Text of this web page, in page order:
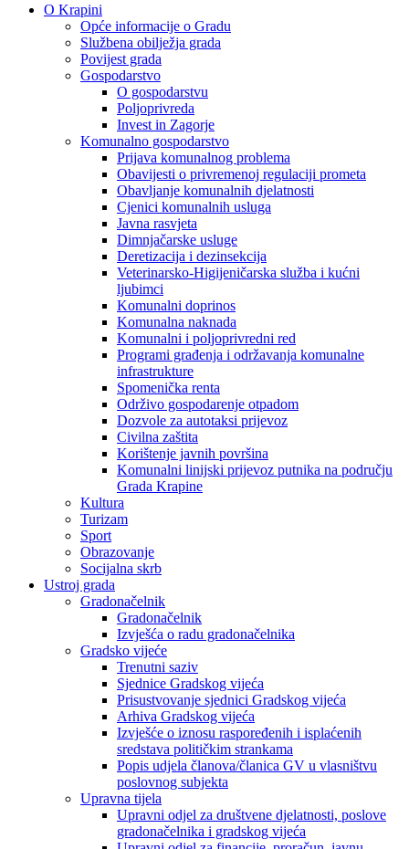
O Krapini
Opće informacije o Gradu
Službena obilježja grada
Povijest grada
Gospodarstvo
O gospodarstvu
Poljoprivreda
Invest in Zagorje
Komunalno gospodarstvo
Prijava komunalnog problema
Obavijesti o privremenoj regulaciji prometa
Obavljanje komunalnih djelatnosti
Cjenici komunalnih usluga
Javna rasvjeta
Dimnjačarske usluge
Deretizacija i dezinsekcija
Veterinarsko-Higijeničarska služba i kućni
ljubimci
Komunalni doprinos
Komunalna naknada
Komunalni i poljoprivredni red
Programi građenja i održavanja komunalne
infrastrukture
Spomenička renta
Održivo gospodarenje otpadom
Dozvole za autotaksi prijevoz
Civilna zaštita
Korištenje javnih površina
Komunalni linijski prijevoz putnika na području
Grada Krapine
Kultura
Turizam
Sport
Obrazovanje
Socijalna skrb
Ustroj grada
Gradonačelnik
Gradonačelnik
Izvješća o radu gradonačelnika
Gradsko vijeće
Trenutni saziv
Sjednice Gradskog vijeća
Prisustvovanje sjednici Gradskog vijeća
Arhiva Gradskog vijeća
Izvješće o iznosu raspoređenih i isplaćenih
sredstava političkim strankama
Popis udjela članova/članica GV u vlasništvu
poslovnog subjekta
Upravna tijela
Upravni odjel za društvene djelatnosti, poslove
gradonačelnika i gradskog vijeća